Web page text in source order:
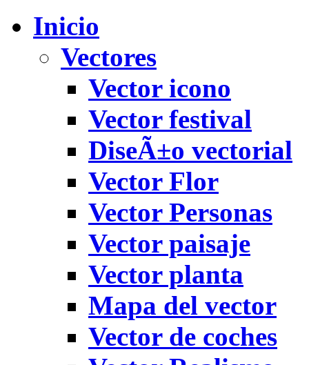
Inicio
Vectores
Vector icono
Vector festival
DiseÃ±o vectorial
Vector Flor
Vector Personas
Vector paisaje
Vector planta
Mapa del vector
Vector de coches